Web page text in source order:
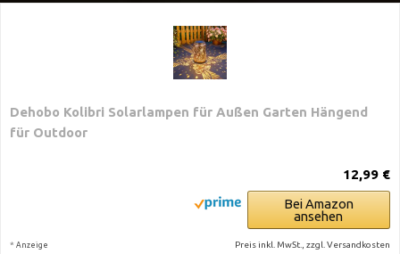
Dehobo Kolibri Solarlampen für Außen Garten Hängend
für Outdoor
12,99 €
Bei Amazon
ansehen
* Anzeige Preis inkl. MwSt., zzgl. Versandkosten